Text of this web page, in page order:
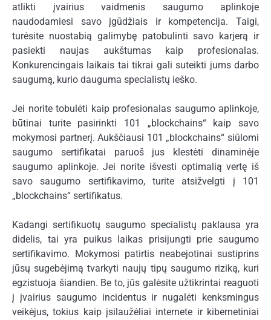
atlikti įvairius vaidmenis saugumo aplinkoje
naudodamiesi savo įgūdžiais ir kompetencija. Taigi,
turėsite nuostabią galimybę patobulinti savo karjerą ir
pasiekti naujas aukštumas kaip profesionalas.
Konkurencingais laikais tai tikrai gali suteikti jums darbo
saugumą, kurio dauguma specialistų ieško.
Jei norite tobulėti kaip profesionalas saugumo aplinkoje,
būtinai turite pasirinkti 101 „blockchains“ kaip savo
mokymosi partnerį. Aukščiausi 101 „blockchains“ siūlomi
saugumo sertifikatai paruoš jus klestėti dinaminėje
saugumo aplinkoje. Jei norite išvesti optimalią vertę iš
savo saugumo sertifikavimo, turite atsižvelgti į 101
„blockchains“ sertifikatus.
Kadangi sertifikuotų saugumo specialistų paklausa yra
didelis, tai yra puikus laikas prisijungti prie saugumo
sertifikavimo. Mokymosi patirtis neabejotinai sustiprins
jūsų sugebėjimą tvarkyti naujų tipų saugumo riziką, kuri
egzistuoja šiandien. Be to, jūs galėsite užtikrintai reaguoti
į įvairius saugumo incidentus ir nugalėti kenksmingus
veikėjus, tokius kaip įsilaužėliai internete ir kibernetiniai